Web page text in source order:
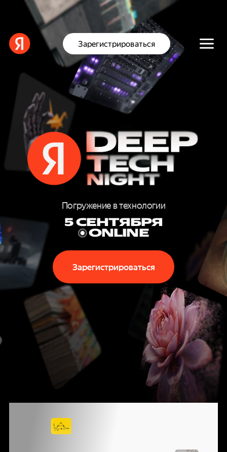
Зарегистрироваться
D
E
P
T
E
C
H
N
I
G
Погружение в технологии
5 СЕНТЯБРЯ
ONLINE
Зарегистрироваться